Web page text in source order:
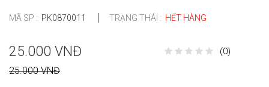
MÃ SP : PK0870011 TRẠNG THÁI : HẾT HÀNG
25.000 VNĐ
25.000 VNĐ
(0)